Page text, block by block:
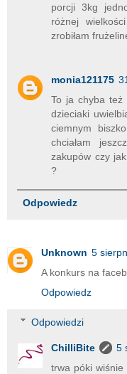
porcji 3kg
różnej
zrobiłam
monia121175
To ja chyba
dzieciaki
ciemnym
chciałam
zakupów czy
?
Odpowiedz
Unknown 5
A konkurs na
Odpowiedz
Odpowiedzi
ChilliBite
5
trwa póki